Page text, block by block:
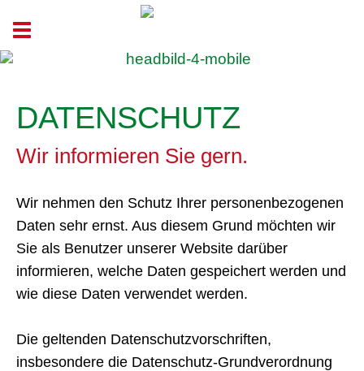
Toggle navigation
DATENSCHUTZ
Wir informieren Sie gern.
Wir nehmen den Schutz Ihrer personenbezogenen
Daten sehr ernst. Aus diesem Grund möchten wir
Sie als Benutzer unserer Website darüber
informieren, welche Daten gespeichert werden und
wie diese Daten verwendet werden.
Die geltenden Datenschutzvorschriften,
insbesondere die Datenschutz-Grundverordnung